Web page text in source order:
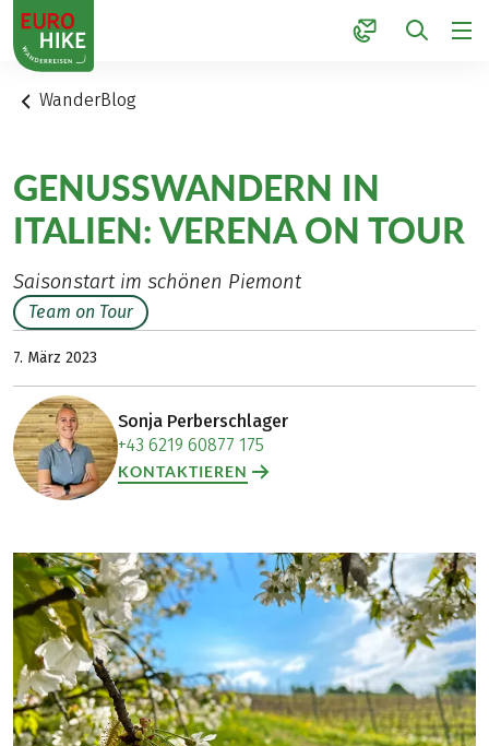
1
WanderBlog
GENUSSWANDERN IN
ITALIEN: VERENA ON TOUR
Saisonstart im schönen Piemont
Team on Tour
7. März 2023
Sonja Perberschlager
+43 6219 60877 175
KONTAKTIEREN